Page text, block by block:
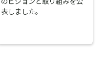
表しました。